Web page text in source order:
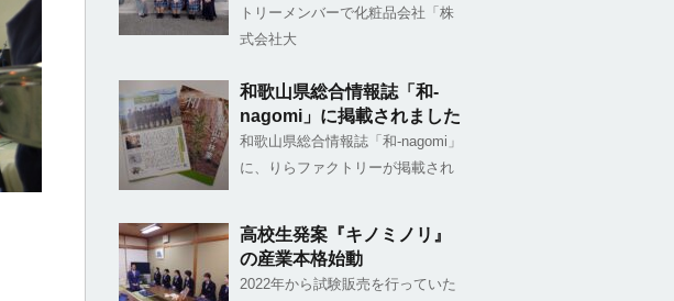
トリーメンバーで化粧品会社「株
式会社大
和歌山県総合情報誌「和-
nagomi」に掲載されました
和歌山県総合情報誌「和-nagomi」
に、りらファクトリーが掲載され
高校生発案『キノミノリ』
の産業本格始動
2022年から試験販売を行っていた